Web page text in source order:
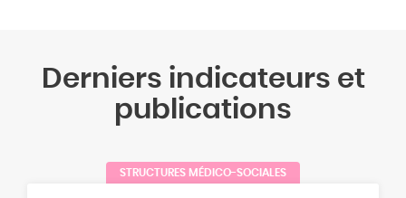
Derniers indicateurs et
publications
STRUCTURES MÉDICO-SOCIALES